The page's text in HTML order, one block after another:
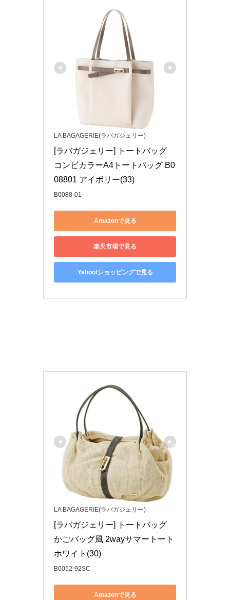
LA BAGAGERIE(ラバガジェリー)
[ラバガジェリー] トートバッグ
コンビカラーA4トートバッグ B0
08801 アイボリー(33)
B0088-01
Amazonで見る
楽天市場で見る
Yahoo!ショッピングで見る
LA BAGAGERIE(ラバガジェリー)
[ラバガジェリー] トートバッグ
かごバッグ風 2wayサマートート
ホワイト(30)
B0052-92SC
Amazonで見る